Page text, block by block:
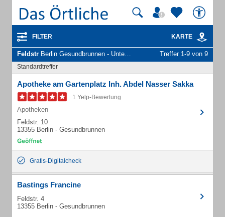
FILTER KARTE
Feldstr Berlin Gesundbrunnen - Unternehmen und Personen Treffer 1-9 von 9
Standardtreffer
Apotheke am Gartenplatz Inh. Abdel Nasser Sakka
1 Yelp-Bewertung
Apotheken
Feldstr. 10
13355 Berlin - Gesundbrunnen
Gratis-Digitalcheck
Bastings Francine
Feldstr. 4
13355 Berlin - Gesundbrunnen